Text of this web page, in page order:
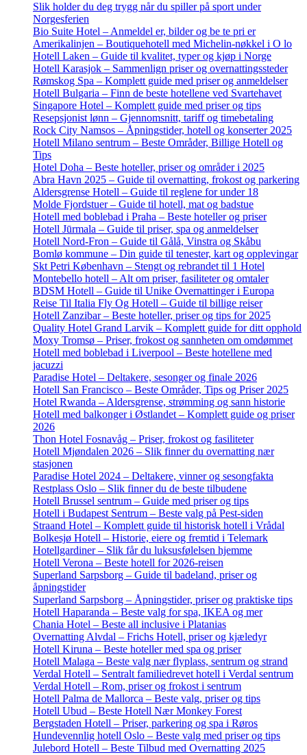
Slik holder du deg trygg når du spiller på sport under
Norgesferien
Bio Suite Hotel – Anmeldel er, bilder og be te pri er
Amerikalinjen – Boutiquehotell med Michelin-nøkkel i O lo
Hotell Laken – Guide til kvalitet, typer og kjøp i Norge
Hotell Karasjok – Sammenlign priser og overnattingssteder
Rømskog Spa – Komplett guide med priser og anmeldelser
Hotell Bulgaria – Finn de beste hotellene ved Svartehavet
Singapore Hotel – Komplett guide med priser og tips
Resepsjonist lønn – Gjennomsnitt, tariff og timebetaling
Rock City Namsos – Åpningstider, hotell og konserter 2025
Hotell Milano sentrum – Beste Områder, Billige Hotell og
Tips
Hotel Doha – Beste hoteller, priser og områder i 2025
Abra Havn 2025 – Guide til overnatting, frokost og parkering
Aldersgrense Hotell – Guide til reglene for under 18
Molde Fjordstuer – Guide til hotell, mat og badstue
Hotell med boblebad i Praha – Beste hoteller og priser
Hotell Jūrmala – Guide til priser, spa og anmeldelser
Hotell Nord-Fron – Guide til Gålå, Vinstra og Skåbu
Bomlø kommune – Din guide til tenester, kart og opplevingar
Skt Petri København – Stengt og rebrandet til 1 Hotel
Montebello hotell – Alt om priser, fasiliteter og omtaler
BDSM Hotell – Guide til Unike Overnattinger i Europa
Reise Til Italia Fly Og Hotell – Guide til billige reiser
Hotell Zanzibar – Beste hoteller, priser og tips for 2025
Quality Hotel Grand Larvik – Komplett guide for ditt opphold
Moxy Tromsø – Priser, frokost og sannheten om omdømmet
Hotell med boblebad i Liverpool – Beste hotellene med
jacuzzi
Paradise Hotel – Deltakere, sesonger og finale 2026
Hotell San Francisco – Beste Områder, Tips og Priser 2025
Hotel Rwanda – Aldersgrense, strømming og sann historie
Hotell med balkonger i Østlandet – Komplett guide og priser
2026
Thon Hotel Fosnavåg – Priser, frokost og fasiliteter
Hotell Mjøndalen 2026 – Slik finner du overnatting nær
stasjonen
Paradise Hotel 2024 – Deltakere, vinner og sesongfakta
Restplass Oslo – Slik finner du de beste tilbudene
Hotell Brussel sentrum – Guide med priser og tips
Hotell i Budapest Sentrum – Beste valg på Pest-siden
Straand Hotel – Komplett guide til historisk hotell i Vrådal
Bolkesjø Hotell – Historie, eiere og fremtid i Telemark
Hotellgardiner – Slik får du luksusfølelsen hjemme
Hotell Verona – Beste hotell for 2026-reisen
Superland Sarpsborg – Guide til badeland, priser og
åpningstider
Superland Sarpsborg – Åpningstider, priser og praktiske tips
Hotell Haparanda – Beste valg for spa, IKEA og mer
Chania Hotel – Beste all inclusive i Platanias
Overnatting Alvdal – Frichs Hotell, priser og kjæledyr
Hotell Kiruna – Beste hoteller med spa og priser
Hotell Malaga – Beste valg nær flyplass, sentrum og strand
Verdal Hotell – Sentralt familiedrevet hotell i Verdal sentrum
Verdal Hotell – Rom, priser og frokost i sentrum
Hotell Palma de Mallorca – Beste valg, priser og tips
Hotell Ubud – Beste Hotell Nær Monkey Forest
Bergstaden Hotell – Priser, parkering og spa i Røros
Hundevennlig hotell Oslo – Beste valg med priser og tips
Julebord Hotell – Beste Tilbud med Overnatting 2025